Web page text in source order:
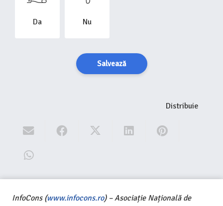
Da Nu
Salvează
Distribuie
InfoCons (www.infocons.ro) – Asociație Națională de